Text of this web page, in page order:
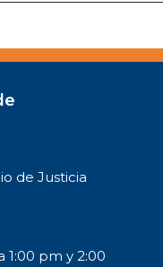
de Justicia
1:00 pm y 2:00